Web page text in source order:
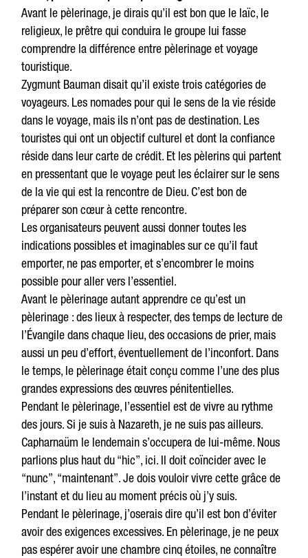
Avant le pèlerinage, je dirais qu’il est bon que le laïc, le
religieux, le prêtre qui conduira le groupe lui fasse
comprendre la différence entre pèlerinage et voyage
touristique.
Zygmunt Bauman disait qu’il existe trois catégories de
voyageurs. Les nomades pour qui le sens de la vie réside
dans le voyage, mais ils n’ont pas de destination. Les
touristes qui ont un objectif culturel et dont la confiance
réside dans leur carte de crédit. Et les pèlerins qui partent
en pressentant que le voyage peut les éclairer sur le sens
de la vie qui est la rencontre de Dieu. C’est bon de
préparer son cœur à cette rencontre.
Les organisateurs peuvent aussi donner toutes les
indications possibles et imaginables sur ce qu’il faut
emporter, ne pas emporter, et s’encombrer le moins
possible pour aller vers l’essentiel.
Avant le pèlerinage autant apprendre ce qu’est un
pèlerinage : des lieux à respecter, des temps de lecture de
l’Évangile dans chaque lieu, des occasions de prier, mais
aussi un peu d’effort, éventuellement de l’inconfort. Dans
le temps, le pèlerinage était conçu comme l’une des plus
grandes expressions des œuvres pénitentielles.
Pendant le pèlerinage, l’essentiel est de vivre au rythme
des jours. Si je suis à Nazareth, je ne suis pas ailleurs.
Capharnaüm le lendemain s’occupera de lui-même. Nous
parlions plus haut du “hic”, ici. Il doit coïncider avec le
“nunc”, “maintenant”. Je dois vouloir vivre cette grâce de
l’instant et du lieu au moment précis où j’y suis.
Pendant le pèlerinage, j’oserais dire qu’il est bon d’éviter
avoir des exigences excessives. En pèlerinage, je ne peux
pas espérer avoir une chambre cinq étoiles, ne connaître